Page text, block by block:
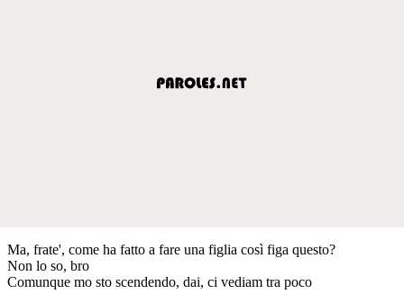
Ma, frate', come ha fatto a fare una figlia così figa questo?
Non lo so, bro
Comunque mo sto scendendo, dai, ci vediam tra poco